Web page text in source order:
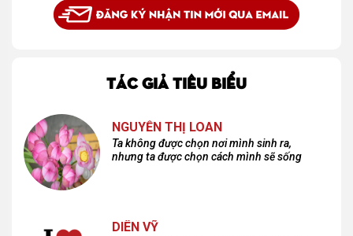
TÁC GIẢ TIÊU BIỂU
NGUYỄN THỊ LOAN
Ta không được chọn nơi mình sinh ra,
nhưng ta được chọn cách mình sẽ sống
DIÊN VỸ